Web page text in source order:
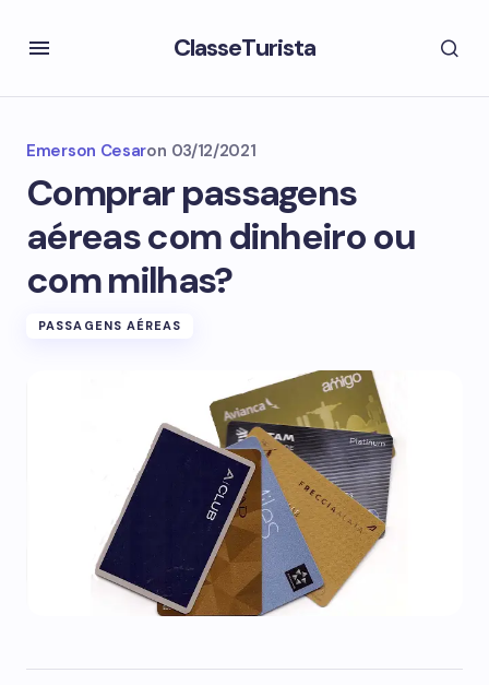
ClasseTurista
Emerson Cesaron 03/12/2021
Comprar passagens
aéreas com dinheiro ou
com milhas?
PASSAGENS AÉREAS